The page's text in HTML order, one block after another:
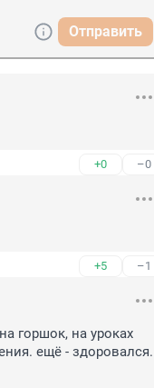
Отправить
+0 –0
+5 –1
горшок, на уроках
ещё - здоровался.